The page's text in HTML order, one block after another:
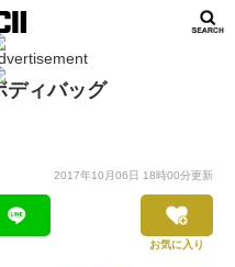
ディバッグ
2017年10月06日 18時00分更新
お気に入り